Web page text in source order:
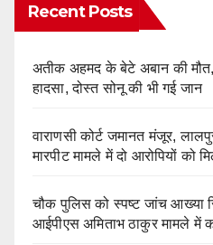
Recent Posts
अतीक अहमद के बेटे अबान की
हादसा, दोस्त सोनू की भी गई जान
वाराणसी कोर्ट जमानत मंजूर,
मारपीट मामले में दो आरोपियों को
चौक पुलिस को स्पष्ट जांच आख्या
आईपीएस अमिताभ ठाकुर मामले में